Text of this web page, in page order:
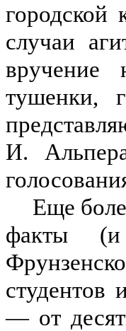
случаи
вручение
тушенки,
И.
Еще
факты (и
студентов
— от